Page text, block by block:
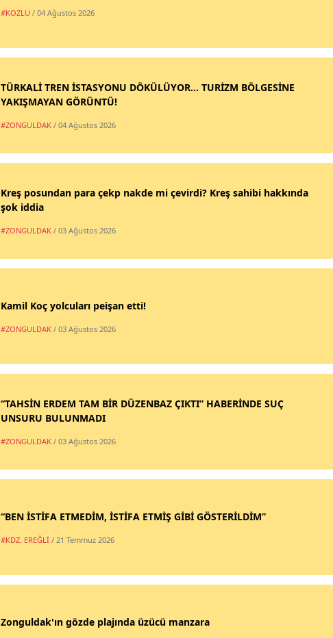
#KOZLU / 04 Ağustos 2026
TÜRKALİ TREN İSTASYONU DÖKÜLÜYOR... TURİZM BÖLGESİNE
YAKIŞMAYAN GÖRÜNTÜ!
#ZONGULDAK / 04 Ağustos 2026
Kreş posundan para çekp nakde mi çevirdi? Kreş sahibi hakkında
şok iddia
#ZONGULDAK / 03 Ağustos 2026
Kamil Koç yolcuları peişan etti!
#ZONGULDAK / 03 Ağustos 2026
“TAHSİN ERDEM TAM BİR DÜZENBAZ ÇIKTI” HABERİNDE SUÇ
UNSURU BULUNMADI
#ZONGULDAK / 03 Ağustos 2026
“BEN İSTİFA ETMEDİM, İSTİFA ETMİŞ GİBİ GÖSTERİLDİM”
#KDZ. EREĞLİ / 21 Temmuz 2026
Zonguldak'ın gözde plajında üzücü manzara